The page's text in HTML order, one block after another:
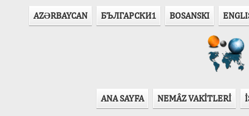
AZӘRBAYCAN БЪЛГАРСКИ1 BOSANSKI
ANA SAYFA NEMÂZ VAKİTLERİ